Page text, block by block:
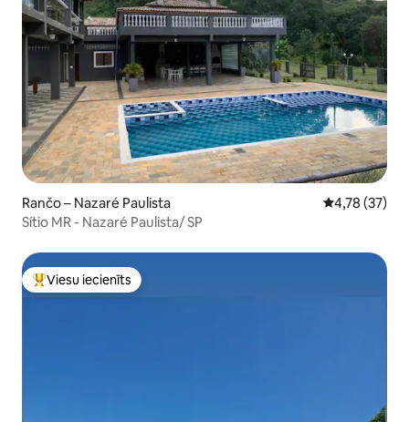
Rančo – Nazaré Paulista Vidējais
4,78 (37)
Sítio MR - Nazaré Paulista/ SP
Populārs viesu iecienīts mājoklis
Viesu iecienīts